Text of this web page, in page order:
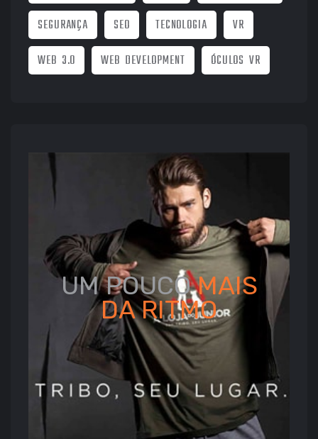
SEGURANÇA
SEO TECNOLOGIA
VR
WEB 3.0
WEB DEVELOPMENT ÓCULOS VR
UM POUCOMAIS
DARITMO